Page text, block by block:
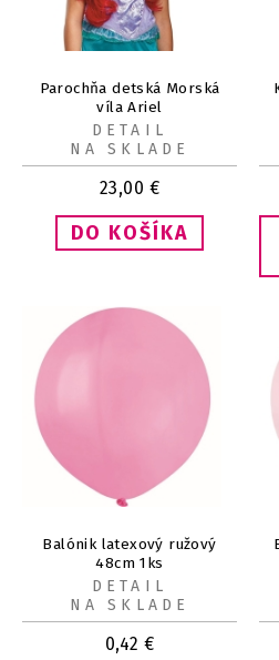
Parochňa detská Morská
víla Ariel
23,00 €
DETAIL
NA SKLADE
Balónik latexový ružový
48cm 1ks
0,42 €
DETAIL
NA SKLADE